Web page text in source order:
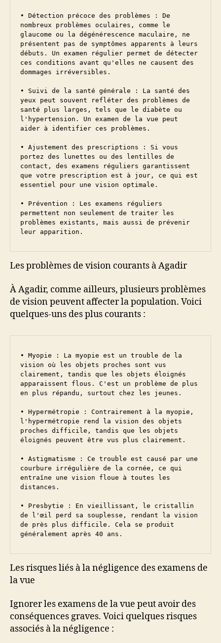
• Détection précoce des problèmes : De
nombreux problèmes oculaires, comme le
glaucome ou la dégénérescence maculaire, ne
présentent pas de symptômes apparents à leurs
débuts. Un examen régulier permet de détecter
ces conditions avant qu'elles ne causent des
dommages irréversibles.
• Suivi de la santé générale : La santé des
yeux peut souvent refléter des problèmes de
santé plus larges, tels que le diabète ou
l'hypertension. Un examen de la vue peut
aider à identifier ces problèmes.
• Ajustement des prescriptions : Si vous
portez des lunettes ou des lentilles de
contact, des examens réguliers garantissent
que votre prescription est à jour, ce qui est
essentiel pour une vision optimale.
• Prévention : Les examens réguliers
permettent non seulement de traiter les
problèmes existants, mais aussi de prévenir
leur apparition.
Les problèmes de vision courants à Agadir
À Agadir, comme ailleurs, plusieurs problèmes
de vision peuvent affecter la population. Voici
quelques-uns des plus courants :
• Myopie : La myopie est un trouble de la
vision où les objets proches sont vus
clairement, tandis que les objets éloignés
apparaissent flous. C'est un problème de plus
en plus répandu, surtout chez les jeunes.
• Hypermétropie : Contrairement à la myopie,
l'hypermétropie rend la vision des objets
proches difficile, tandis que les objets
éloignés peuvent être vus plus clairement.
• Astigmatisme : Ce trouble est causé par une
courbure irrégulière de la cornée, ce qui
entraîne une vision floue à toutes les
distances.
• Presbytie : En vieillissant, le cristallin
de l'œil perd sa souplesse, rendant la vision
de près plus difficile. Cela se produit
généralement après 40 ans.
Les risques liés à la négligence des examens de
la vue
Ignorer les examens de la vue peut avoir des
conséquences graves. Voici quelques risques
associés à la négligence :